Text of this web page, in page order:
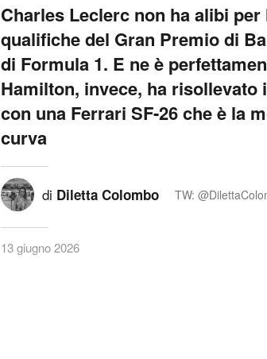
Charles Leclerc non ha alibi
qualifiche del Gran Premio di
di Formula 1. E ne è
Hamilton, invece, ha risollevato
con una Ferrari SF-26 che è la
curva
di Diletta Colombo TW:
13 giugno 2026